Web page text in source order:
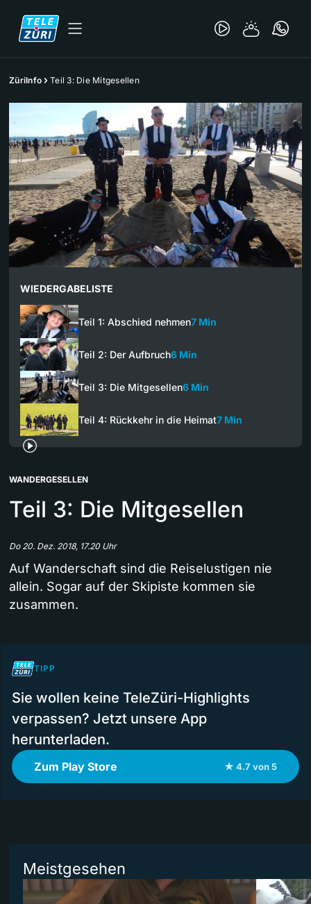
ZüriInfo Teil 3: Die Mitgesellen
WIEDERGABELISTE
Teil 1: Abschied nehmen7 Min
Teil 2: Der Aufbruch6 Min
Teil 3: Die Mitgesellen6 Min
Teil 4: Rückkehr in die Heimat7 Min
WANDERGESELLEN
Teil 3: Die Mitgesellen
Do 20. Dez. 2018, 17.20 Uhr
Auf Wanderschaft sind die Reiselustigen nie
allein. Sogar auf der Skipiste kommen sie
zusammen.
TIPP
Sie wollen keine TeleZüri-Highlights
verpassen? Jetzt unsere App
herunterladen.
Zum Play Store ★ 4.7 von 5
Meistgesehen